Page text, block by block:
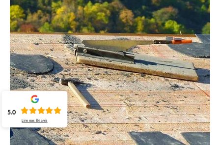
5.0
Lire nos84 avis